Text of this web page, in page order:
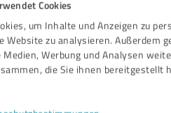
Cookies
um Inhalte und Anzeigen zu
Website zu analysieren. Außerdem
Werbung und Analysen
die Sie ihnen bereitgestellt
Kundenstimmen
Kontakt